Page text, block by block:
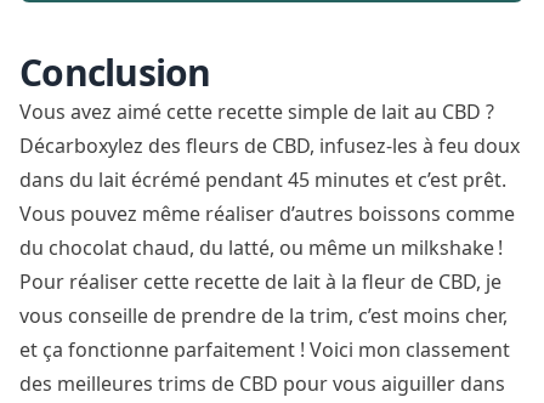
Conclusion
Vous avez aimé cette recette simple de lait au CBD ?
Décarboxylez des fleurs de CBD, infusez-les à feu doux
dans du lait écrémé pendant 45 minutes et c’est prêt.
Vous pouvez même réaliser d’autres boissons comme
du chocolat chaud, du latté, ou même un milkshake !
Pour réaliser cette recette de lait à la fleur de CBD, je
vous conseille de prendre de la trim, c’est moins cher,
et ça fonctionne parfaitement ! Voici mon classement
des meilleures trims de CBD pour vous aiguiller dans